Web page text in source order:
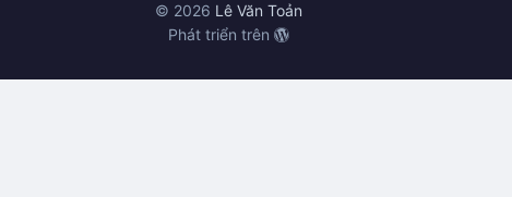
© 2026 Lê Văn Toản
Phát triển trên